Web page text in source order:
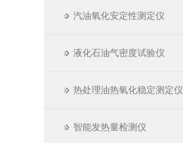
汽油氧化安定性测定仪
液化石油气密度试验仪
热处理油热氧化稳定测定仪
智能发热量检测仪